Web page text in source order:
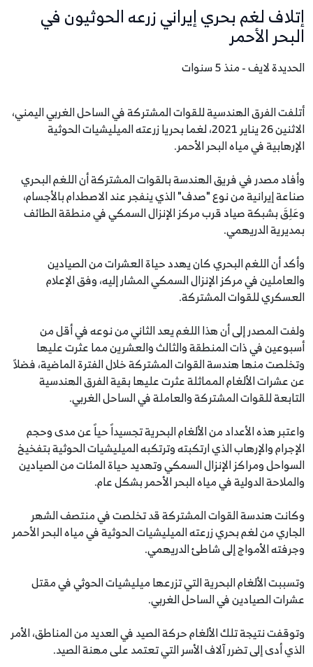
إتلاف لغم بحري إيراني زرعه الحوثيون في
البحر الأحمر
الحديدة لايف - منذ 5 سنوات
أتلفت الفرق الهندسية للقوات المشتركة في الساحل الغربي اليمني،
الاثنين 26 يناير 2021، لغما بحريا زرعته الميليشيات الحوثية
الإرهابية في مياه البحر الأحمر.
وأفاد مصدر في فريق الهندسة بالقوات المشتركة أن اللغم البحري
صناعة إيرانية من نوع "صدف" الذي ينفجر عند الاصطدام بالأجسام،
وعَلِقَ بشبكة صياد قرب مركز الإنزال السمكي في منطقة الطائف
بمديرية الدريهمي.
وأكد أن اللغم البحري كان يهدد حياة العشرات من الصيادين
والعاملين في مركز الإنزال السمكي المشار إليه، وفق الإعلام
العسكري للقوات المشتركة.
ولفت المصدر إلى أن هذا اللغم يعد الثاني من نوعه في أقل من
أسبوعين في ذات المنطقة والثالث والعشرين مما عثرت عليها
وتخلصت منها هندسة القوات المشتركة خلال الفترة الماضية، فضلاً
عن عشرات الألغام المماثلة عثرت عليها بقية الفرق الهندسية
التابعة للقوات المشتركة والعاملة في الساحل الغربي.
واعتبر هذه الأعداد من الألغام البحرية تجسيداً حياً عن مدى وحجم
الإجرام والإرهاب الذي ارتكبته وترتكبه الميليشيات الحوثية بتفخيخ
السواحل ومراكز الإنزال السمكي وتهديد حياة المئات من الصيادين
والملاحة الدولية في مياه البحر الأحمر بشكل عام.
وكانت هندسة القوات المشتركة قد تخلصت في منتصف الشهر
الجاري من لغم بحري زرعته الميليشيات الحوثية في مياه البحر الأحمر
وجرفته الأمواج إلى شاطئ الدريهمي.
وتسببت الألغام البحرية التي تزرعها ميليشيات الحوثي في مقتل
عشرات الصيادين في الساحل الغربي.
وتوقفت نتيجة تلك الألغام حركة الصيد في العديد من المناطق، الأمر
الذي أدى إلى تضرر آلاف الأسر التي تعتمد على مهنة الصيد.